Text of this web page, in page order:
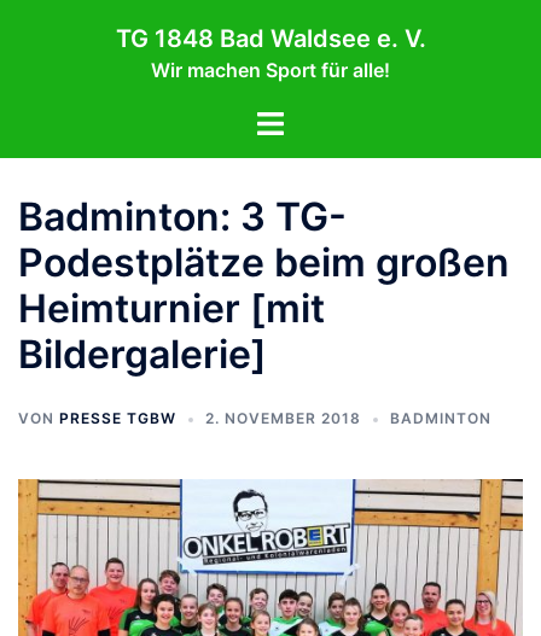
TG 1848 Bad Waldsee e. V.
Wir machen Sport für alle!
Menü
Badminton: 3 TG-
Podestplätze beim großen
Heimturnier [mit
Bildergalerie]
VON PRESSE TGBW 2. NOVEMBER 2018 BADMINTON